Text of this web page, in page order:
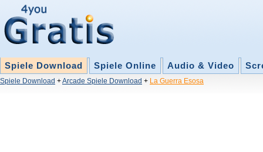
Spiele Download Spiele Online Audio & Video
Spiele Download +Arcade Spiele Download + La Guerra Esosa